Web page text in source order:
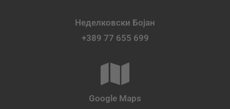
Неделковски Бојан
+389 77 655 699
Google Maps